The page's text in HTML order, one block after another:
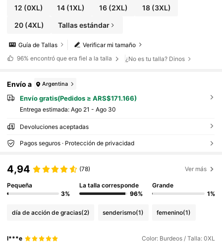
12 (0XL) 14 (1XL) 16(2XL) 18(3XL)
20(4XL) Tallas estándar
Verificar mi tamaño
Guía de Tallas
96% encontró que era fiel a la talla ¿No es tu talla? Dinos
Envío a Argentina
Envío gratis(Pedidos ≥ ARS$171.166)
Entrega estimada: Ago 21 - Ago 30
Devoluciones aceptadas
Pagos seguros · Protección de privacidad
4,94 (78) Ver más
Pequeña
3%
La talla corresponde
96%
Grande
1%
día de acción de gracias(2) senderismo(1) femenino(1)
l***e Color: Burdeos / Talla: 0XL